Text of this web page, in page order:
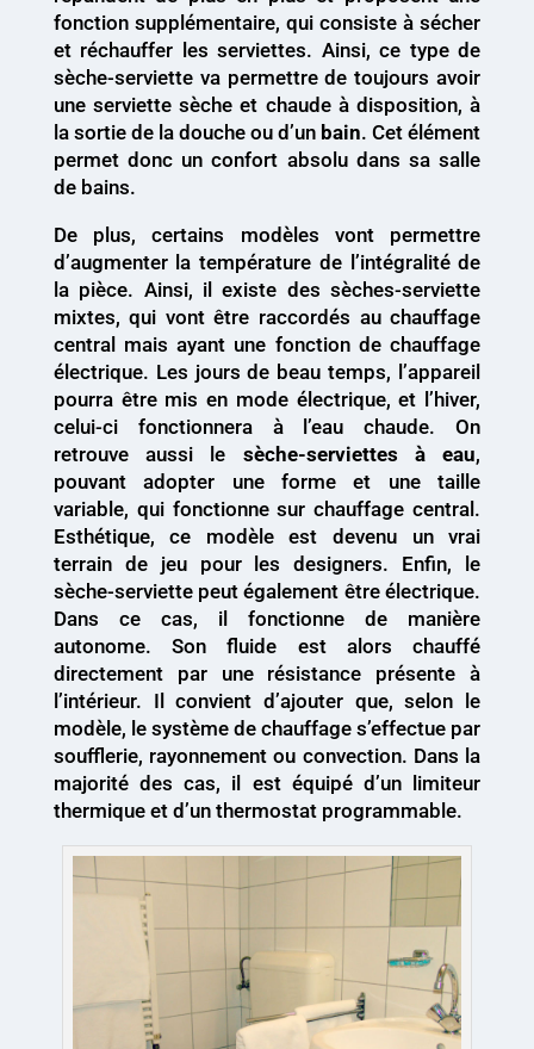
fonction supplémentaire, qui consiste à sécher
et réchauffer les serviettes. Ainsi, ce type de
sèche-serviette va permettre de toujours avoir
une serviette sèche et chaude à disposition, à
la sortie de la douche ou d’un bain. Cet élément
permet donc un confort absolu dans sa salle
de bains.
De plus, certains modèles vont permettre
d’augmenter la température de l’intégralité de
la pièce. Ainsi, il existe des sèches-serviette
mixtes, qui vont être raccordés au chauffage
central mais ayant une fonction de chauffage
électrique. Les jours de beau temps, l’appareil
pourra être mis en mode électrique, et l’hiver,
celui-ci fonctionnera à l’eau chaude. On
retrouve aussi le sèche-serviettes à eau,
pouvant adopter une forme et une taille
variable, qui fonctionne sur chauffage central.
Esthétique, ce modèle est devenu un vrai
terrain de jeu pour les designers. Enfin, le
sèche-serviette peut également être électrique.
Dans ce cas, il fonctionne de manière
autonome. Son fluide est alors chauffé
directement par une résistance présente à
l’intérieur. Il convient d’ajouter que, selon le
modèle, le système de chauffage s’effectue par
soufflerie, rayonnement ou convection. Dans la
majorité des cas, il est équipé d’un limiteur
thermique et d’un thermostat programmable.